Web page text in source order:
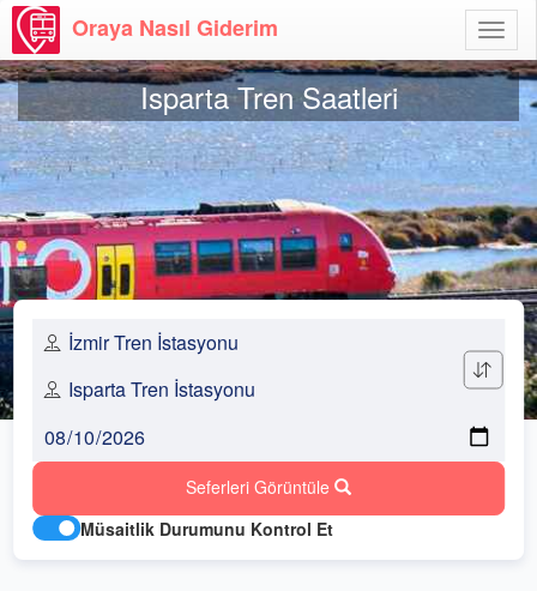
Aç
Oraya Nasıl Giderim
Isparta Tren Saatleri
Seferleri Görüntüle
Müsaitlik Durumunu Kontrol Et